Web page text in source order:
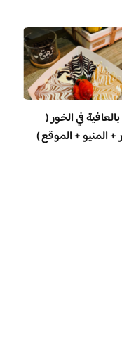
في الخور (
+ المنيو + الموقع )